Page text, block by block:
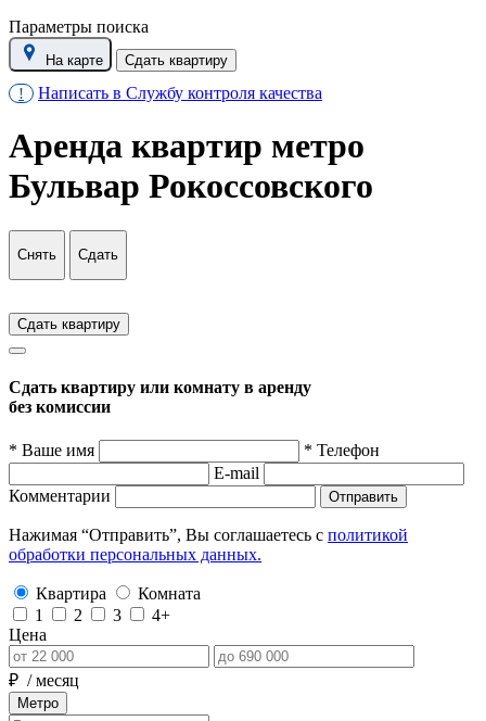
Параметры поиска
На карте Сдать квартиру
! Написать в Службу контроля качества
Аренда квартир метро
Бульвар Рокоссовского
Снять Сдать
Сдать квартиру
Сдать квартиру или комнату в аренду
без комиссии
* Ваше имя
* Телефон
E-mail
Комментарии
Отправить
Нажимая “Отправить”, Вы соглашаетесь с политикой
обработки персональных данных.
Квартира
Комната
1
2 3
4+
Цена
₽ / месяц
Метро